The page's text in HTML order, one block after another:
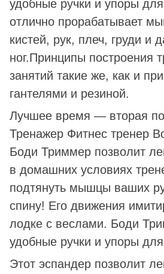
удобные ручки и упоры
отлично прорабатывает
кистей, рук, плеч, груди и
ног.Принципы построения
занятий такие же, как и
гантелями и резиной.
Лучшее время ― вторая
Тренажер Фитнес тренер
Боди Триммер позволит
в домашних условиях
подтянуть мышцы ваших
спину! Его движения
лодке с веслами. Боди
удобные ручки и упоры для
Этот эспандер позволит